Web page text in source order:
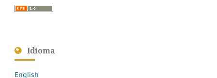
Idioma
English